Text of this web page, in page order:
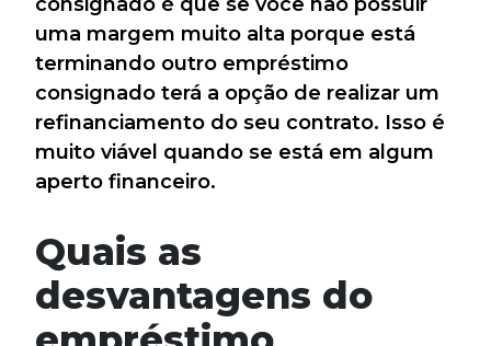
uma margem muito alta porque está
terminando outro empréstimo
consignado terá a opção de realizar um
refinanciamento do seu contrato. Isso é
muito viável quando se está em algum
aperto financeiro.
Quais as
desvantagens do